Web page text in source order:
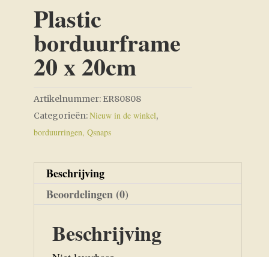
Plastic
borduurframe
20 x 20cm
Artikelnummer: ER80808
Categorieën:Nieuw in de winkel,
borduurringen, Qsnaps
Beschrijving
Beoordelingen (0)
Beschrijving